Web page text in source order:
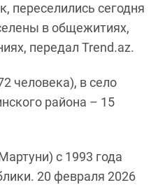
переселились сегодня
в общежитиях,
передал Trend.az.
человека), в село
района – 15
с 1993 года
20 февраля 2026